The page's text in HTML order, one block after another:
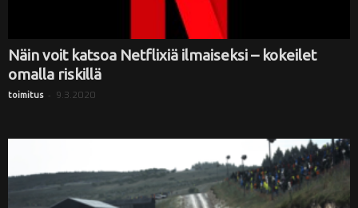
Näin voit katsoa Netflixiä ilmaiseksi – kokeilet
omalla riskillä
toimitus - 9.3.2020